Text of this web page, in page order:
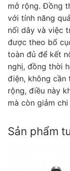
mở rộng. Đồng
với tính năng
nối dây và việc
được theo bố
toàn đủ để kết
nghị, đồng thời
điện, không cần
rộng, điều này
mà còn giảm
Sản phẩm